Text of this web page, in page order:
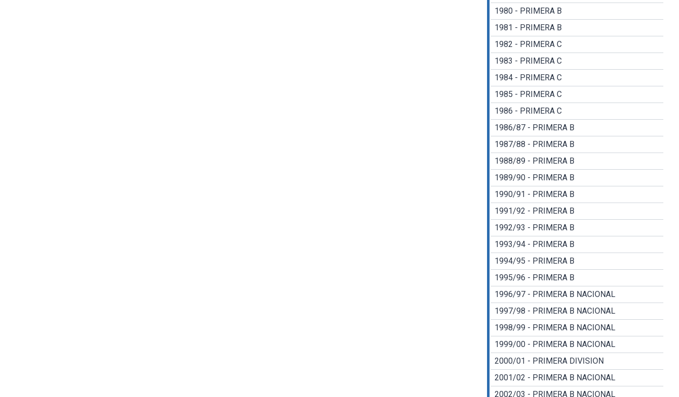
1980 - PRIMERA B
1981 - PRIMERA B
1982 - PRIMERA C
1983 - PRIMERA C
1984 - PRIMERA C
1985 - PRIMERA C
1986 - PRIMERA C
1986/87 - PRIMERA B
1987/88 - PRIMERA B
1988/89 - PRIMERA B
1989/90 - PRIMERA B
1990/91 - PRIMERA B
1991/92 - PRIMERA B
1992/93 - PRIMERA B
1993/94 - PRIMERA B
1994/95 - PRIMERA B
1995/96 - PRIMERA B
1996/97 - PRIMERA B NACIONAL
1997/98 - PRIMERA B NACIONAL
1998/99 - PRIMERA B NACIONAL
1999/00 - PRIMERA B NACIONAL
2000/01 - PRIMERA DIVISION
2001/02 - PRIMERA B NACIONAL
2002/03 - PRIMERA B NACIONAL